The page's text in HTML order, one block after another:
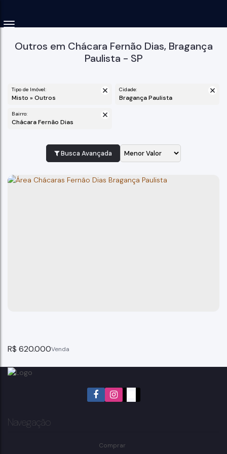
Outros em Chácara Fernão Dias, Bragança
Paulista - SP
Tipo de Imóvel:
Misto » Outros
Cidade:
Bragança Paulista
Bairro:
Chácara Fernão Dias
Busca Avançada
R$ 620.000
Navegação
Comprar